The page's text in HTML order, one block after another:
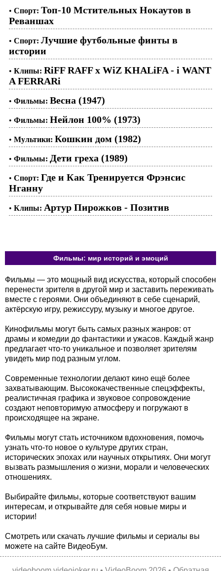
• Спорт: Топ-10 Мстительных Нокаутов в
Реваншах
• Спорт: Лучшие футбольные финты в
истории
• Клипы: RiFF RAFF x WiZ KHALiFA - i WANT
A FERRARi
• Фильмы: Весна (1947)
• Фильмы: Нейлон 100% (1973)
• Мультики: Кошкин дом (1982)
• Фильмы: Дети греха (1989)
• Спорт: Где и Как Тренируется Фрэнсис
Нганну
• Клипы: Артур Пирожков - Позитив
Фильмы: мир историй и эмоций
Фильмы — это мощный вид искусства, который способен
перенести зрителя в другой мир и заставить переживать
вместе с героями. Они объединяют в себе сценарий,
актёрскую игру, режиссуру, музыку и многое другое.
Кинофильмы могут быть самых разных жанров: от
драмы и комедии до фантастики и ужасов. Каждый жанр
предлагает что-то уникальное и позволяет зрителям
увидеть мир под разным углом.
Современные технологии делают кино ещё более
захватывающим. Высококачественные спецэффекты,
реалистичная графика и звуковое сопровождение
создают неповторимую атмосферу и погружают в
происходящее на экране.
Фильмы могут стать источником вдохновения, помочь
узнать что-то новое о культуре других стран,
исторических эпохах или научных открытиях. Они могут
вызвать размышления о жизни, морали и человеческих
отношениях.
Выбирайте фильмы, которые соответствуют вашим
интересам, и открывайте для себя новые миры и
истории!
Смотреть или скачать лучшие фильмы и сериалы вы
можете на сайте ВидеоБум.